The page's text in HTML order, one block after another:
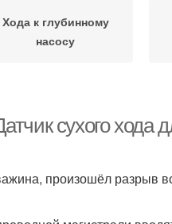
Хода к глубинному
насосу
сухого хода
произошёл разрыв